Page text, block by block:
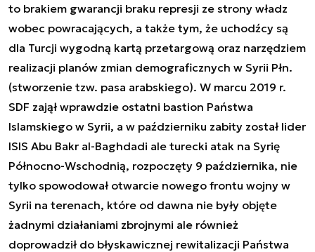
to brakiem gwarancji braku represji ze strony władz
wobec powracających, a także tym, że uchodźcy są
dla Turcji wygodną kartą przetargową oraz narzędziem
realizacji planów zmian demograficznych w Syrii Płn.
(stworzenie tzw. pasa arabskiego). W marcu 2019 r.
SDF zajął wprawdzie ostatni bastion Państwa
Islamskiego w Syrii, a w październiku zabity został lider
ISIS Abu Bakr al-Baghdadi ale turecki atak na Syrię
Północno-Wschodnią, rozpoczęty 9 października, nie
tylko spowodował otwarcie nowego frontu wojny w
Syrii na terenach, które od dawna nie były objęte
żadnymi działaniami zbrojnymi ale również
doprowadził do błyskawicznej rewitalizacji Państwa